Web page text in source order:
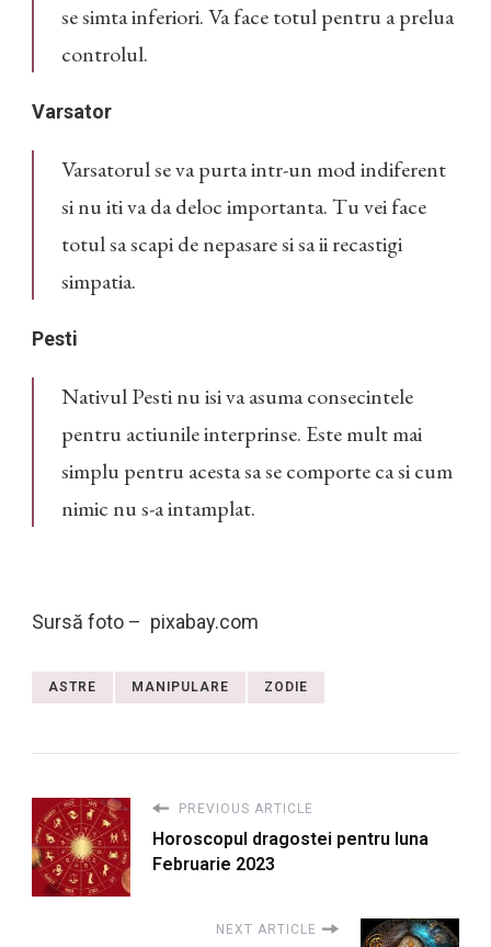
se simta inferiori. Va face totul pentru a prelua
controlul.
Varsator
Varsatorul se va purta intr-un mod indiferent
si nu iti va da deloc importanta. Tu vei face
totul sa scapi de nepasare si sa ii recastigi
simpatia.
Pesti
Nativul Pesti nu isi va asuma consecintele
pentru actiunile interprinse. Este mult mai
simplu pentru acesta sa se comporte ca si cum
nimic nu s-a intamplat.
Sursă foto – pixabay.com
ASTRE MANIPULARE ZODIE
PREVIOUS ARTICLE
Horoscopul dragostei pentru luna
Februarie 2023
NEXT ARTICLE